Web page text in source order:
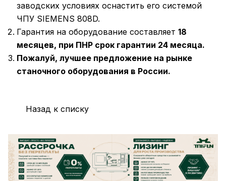
заводских условиях оснастить его системой
ЧПУ SIEMENS 808D.
Гарантия на оборудование составляет 18
месяцев, при ПНР срок гарантии 24 месяца.
Пожалуй, лучшее предложение на рынке
станочного оборудования в России.
Назад к списку